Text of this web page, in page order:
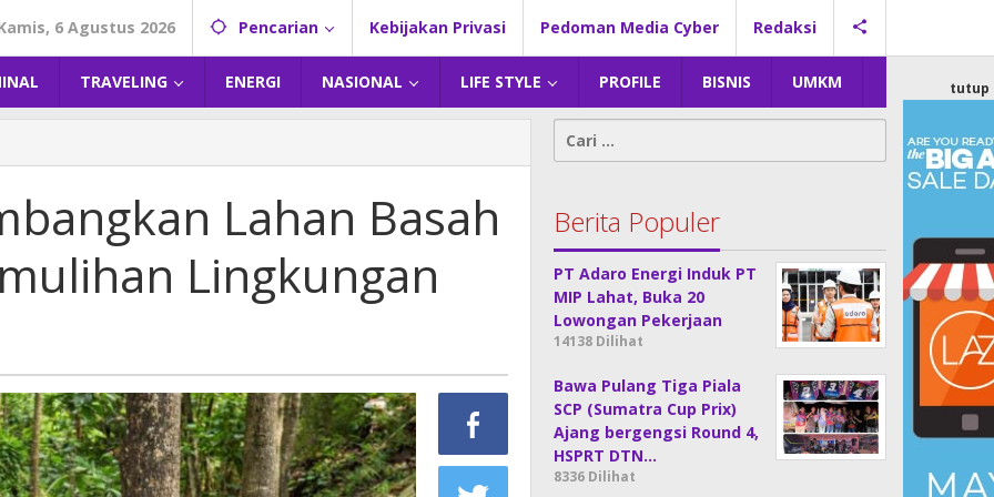
6 Agustus 2026 Pencarian Kebijakan Privasi Pedoman Media Cyber Redaksi
TRAVELING ENERGI NASIONAL LIFE STYLE PROFILE BISNIS UMKM tutup
Lahan Basah
Lingkungan
Cari
untuk:
Berita Populer
PT Adaro Energi Induk PT
MIP Lahat, Buka 20
Lowongan Pekerjaan
14138 Dilihat
Bawa Pulang Tiga Piala
SCP (Sumatra Cup Prix)
Ajang bergengsi Round 4,
HSPRT DTN…
8336 Dilihat